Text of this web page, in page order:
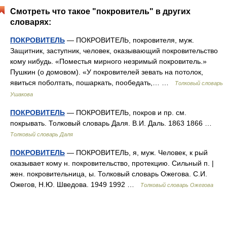
Смотреть что такое "покровитель" в других
словарях:
ПОКРОВИТЕЛЬ — ПОКРОВИТЕЛЬ, покровителя, муж.
Защитник, заступник, человек, оказывающий покровительство
кому нибудь. «Поместья мирного незримый покровитель.»
Пушкин (о домовом). «У покровителей зевать на потолок,
явиться поболтать, пошаркать, пообедать,… …
Толковый словарь
Ушакова
ПОКРОВИТЕЛЬ — ПОКРОВИТЕЛЬ, покров и пр. см.
покрывать. Толковый словарь Даля. В.И. Даль. 1863 1866 …
Толковый словарь Даля
ПОКРОВИТЕЛЬ — ПОКРОВИТЕЛЬ, я, муж. Человек, к рый
оказывает кому н. покровительство, протекцию. Сильный п. |
жен. покровительница, ы. Толковый словарь Ожегова. С.И.
Ожегов, Н.Ю. Шведова. 1949 1992 …
Толковый словарь Ожегова